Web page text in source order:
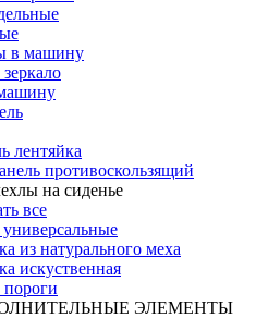
в машину
лентяйка
противоскользящий
на сиденье
все
из натурального меха
искуственная
пороги
ЭЛЕМЕНТЫ